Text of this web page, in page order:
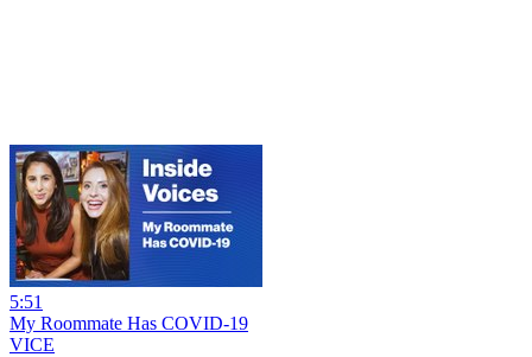
5:51
My Roommate Has COVID-19
VICE